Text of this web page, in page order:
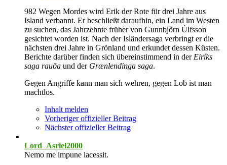
982 Wegen Mordes wird Erik der Rote für drei Jahre aus
Island verbannt. Er beschließt daraufhin, ein Land im Westen
zu suchen, das Jahrzehnte früher von Gunnbjörn Úlfsson
gesichtet worden ist. Nach der Isländersaga verbringt er die
nächsten drei Jahre in Grönland und erkundet dessen Küsten.
Berichte darüber finden sich übereinstimmend in der Eiríks
saga rauða und der Grænlendinga saga.
Gegen Angriffe kann man sich wehren, gegen Lob ist man
machtlos.
Inhalt melden
Vorheriger offizieller Beitrag
Nächster offizieller Beitrag
Lord_Asriel2000
Nemo me impune lacessit.